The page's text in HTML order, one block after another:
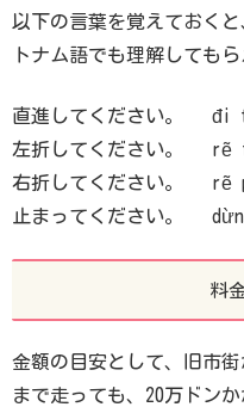
以下の言葉を覚えておく
トナム語でも理解してもら
直進してください。 đi
左折してください。
右折してください。
止まってください。
料
金額の目安として、旧市
まで走っても、20万ドン